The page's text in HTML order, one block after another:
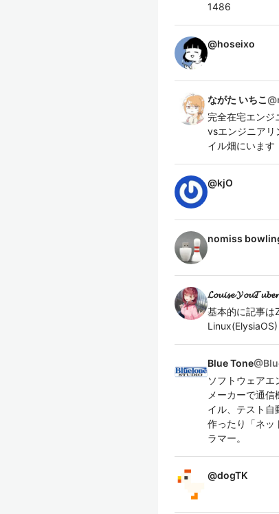
1486
@hoseixo
ながた いちこ@
完全在宅エン
vsエンジニアリ
イル畑にいます
@kjO
nomiss
𝓛𝓸𝓾𝓲𝓼𝓮 𝓨𝓸𝓾𝓣𝓾𝓫𝓮𝓻
基本的に記事は
Blue Tone@
ソフトウェア
メーカーで通
イル、テスト
作ったり「ネッ
ラマー。
@dogTK